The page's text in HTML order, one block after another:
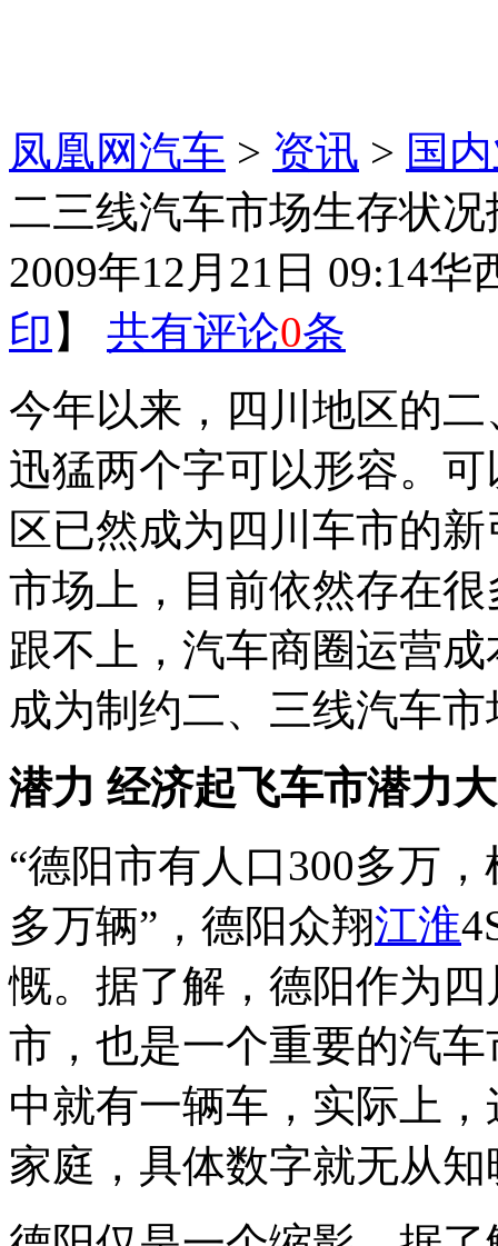
凤凰网汽车 > 资讯 > 国
二三线汽车市场生存状况
2009年12月21日 09:14华
印 】 共有评论0条
今年以来，四川地区的
迅猛两个字可以形容。
区已然成为四川车市的
市场上，目前依然存在
跟不上，汽车商圈运营
成为制约二、三线汽车
潜力 经济起飞车市潜力大
“德阳市有人口300多万
多万辆”，德阳众翔江淮
慨。据了解，德阳作为
市，也是一个重要的汽
中就有一辆车，实际上
家庭，具体数字就无从知